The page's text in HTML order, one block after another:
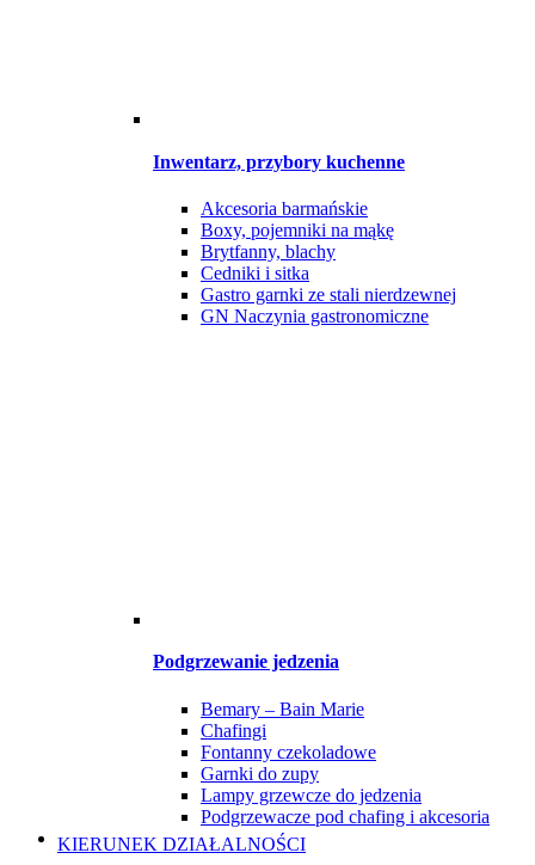
Inwentarz, przybory kuchenne
Akcesoria barmańskie
Boxy, pojemniki na mąkę
Brytfanny, blachy
Cedniki i sitka
Gastro garnki ze stali nierdzewnej
GN Naczynia gastronomiczne
Podgrzewanie jedzenia
Bemary – Bain Marie
Chafingi
Fontanny czekoladowe
Garnki do zupy
Lampy grzewcze do jedzenia
Podgrzewacze pod chafing i akcesoria
KIERUNEK DZIAŁALNOŚCI